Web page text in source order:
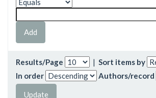
Results/Page | Sort items by
In order
Authors/record